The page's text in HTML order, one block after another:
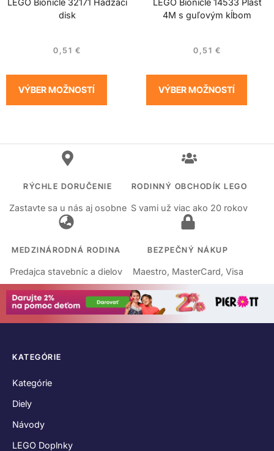
disk
0,51 €
VÝBER MOŽNOSTÍ
4M s guľovým kĺbom
0,51 €
VÝBER MOŽNOSTÍ
RÝCHLE DORUČENIE
Zastavte sa u nás aj osobne
RODINNÝ OBCHODÍK LEGO
S vami už viac ako 20 rokov
MEDZINÁRODNÁ RODINA
Predajca stavebníc a dielov
BEZPEČNÝ NÁKUP
Maestro, MasterCard, Visa
KATEGÓRIE
Kategórie
Diely
Návody
LEGO Doplnky